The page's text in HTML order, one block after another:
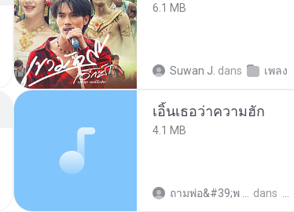
6.1 MB
Suwan J. dans เพลง
เอิ้นเธอว่าความฮัก
4.1 MB
dans